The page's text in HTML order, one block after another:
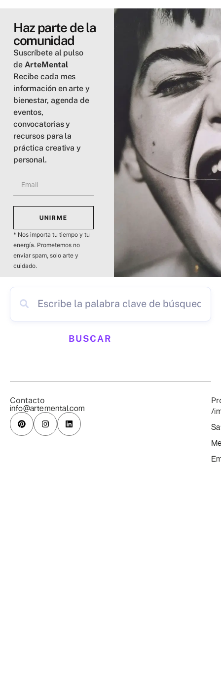
Haz parte de la
comunidad
Suscríbete al pulso
de ArteMental
Recibe cada mes
información en arte y
bienestar, agenda de
eventos,
convocatorias y
recursos para la
práctica creativa y
personal.
UNIRME
* Nos importa tu tiempo y tu
energía. Prometemos no
enviar spam, solo arte y
cuidado.
BUSCAR
Contacto
info@artemental.com
/